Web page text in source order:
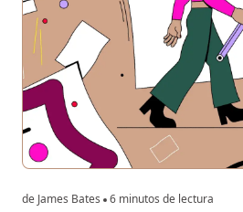
de James Bates 6 minutos de lectura